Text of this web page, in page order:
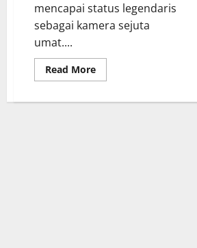
mencapai status legendaris
sebagai kamera sejuta
umat....
Read MoreRead
more
K2